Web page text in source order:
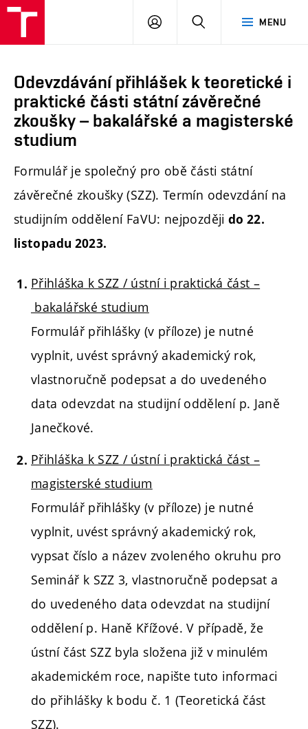
MENU
PŘIHLÁSIT
Odevzdávání přihlášek k teoretické i
praktické části státní závěrečné
zkoušky – bakalářské a magisterské
studium
Formulář je společný pro obě části státní
závěrečné zkoušky (SZZ). Termín odevzdání na
studijním oddělení FaVU: nejpozději do 22.
listopadu 2023.
Přihláška k SZZ / ústní i praktická část –
bakalářské studium
Formulář přihlášky (v příloze) je nutné
vyplnit, uvést správný akademický rok,
vlastnoručně podepsat a do uvedeného
data odevzdat na studijní oddělení p. Janě
Janečkové.
Přihláška k SZZ / ústní i praktická část –
magisterské studium
Formulář přihlášky (v příloze) je nutné
vyplnit, uvést správný akademický rok,
vypsat číslo a název zvoleného okruhu pro
Seminář k SZZ 3, vlastnoručně podepsat a
do uvedeného data odevzdat na studijní
oddělení p. Haně Křížové. V případě, že
ústní část SZZ byla složena již v minulém
akademickém roce, napište tuto informaci
do přihlášky k bodu č. 1 (Teoretická část
SZZ).